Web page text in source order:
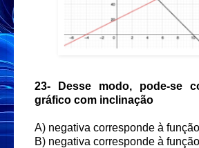
23-
Desse modo, pode-se
gráfico com inclinação
A) negativa corresponde à
B) negativa corresponde à